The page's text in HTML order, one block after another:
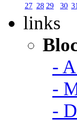
27 28 29 30 31
links
-
-
-